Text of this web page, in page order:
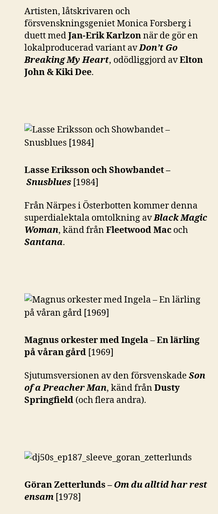
Artisten, låtskrivaren och
försvenskningsgeniet Monica Forsberg i
duett medJan-Erik Karlzonnär de gör en
lokalproducerad variant avDon’t Go
Breaking My Heart, odödliggjord avElton
John & Kiki Dee.
Lasse Eriksson och Showbandet –
Snusblues [1984]
Från Närpes i Österbotten kommer denna
superdialektala omtolkning avBlack Magic
Woman, känd frånFleetwood Mac och
Santana.
Magnus orkester med Ingela–En lärling
på våran gård [1969]
Sjutumsversionen av den försvenskade Son
of a Preacher Man, känd frånDusty
Springfield (och flera andra).
Göran Zetterlunds – Om du alltid har rest
ensam [1978]